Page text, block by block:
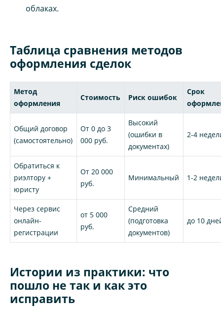
облаках.
Таблица сравнения методов
оформления сделок
Метод
оформления
Стоимость Риск ошибок
Срок
Общий договор
(самостоятельно)
От 0 до 3
000 руб.
Высокий
(ошибки в
документах)
2-4
Обратиться к
риэлтору +
юристу
От 20 000
руб.
Минимальный 1-2
Через сервис
онлайн-
регистрации
от 5 000
руб.
Средний
(подготовка
документов)
до 10
Истории из практики: что
пошло не так и как это
исправить